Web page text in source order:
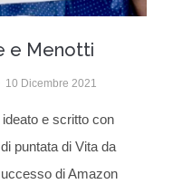
e Menotti
10 Dicembre 2021
e scritto con
puntata di Vita da
di Amazon